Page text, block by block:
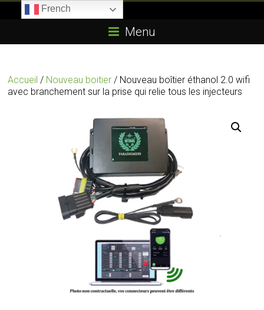
E85.com
passion
du
Menu
Accueil / Nouveau boitier / Nouveau boîtier éthanol 2.0 wifi
avec branchement sur la prise qui relie tous les injecteurs
French